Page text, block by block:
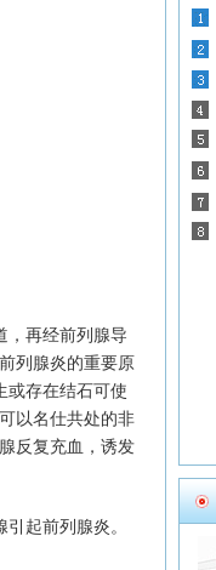
再经前列腺导
列腺炎的重要原
或存在结石可使
以名仕共处的非
反复充血，诱发
起前列腺炎。